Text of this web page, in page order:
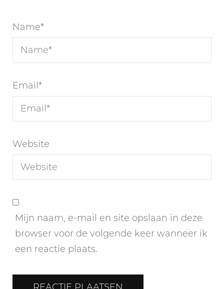
Name*
Email *
Website
Mijn naam, e-mail en site opslaan in deze
browser voor de volgende keer wanneer ik
een reactie plaats.